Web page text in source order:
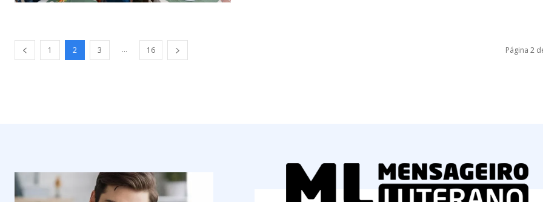
1 2 3 ... 16 Página 2